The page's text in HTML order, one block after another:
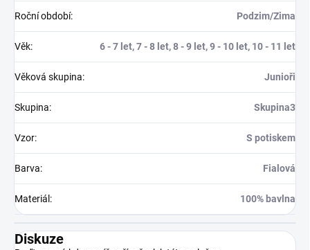
Roční období: Podzim/Zima
Věk: 6 - 7 let, 7 - 8 let, 8 - 9 let, 9 - 10 let, 10 - 11 let
Věková skupina: Junioři
Skupina: Skupina3
Vzor: S potiskem
Barva: Fialová
Materiál : 100% bavlna
Diskuze